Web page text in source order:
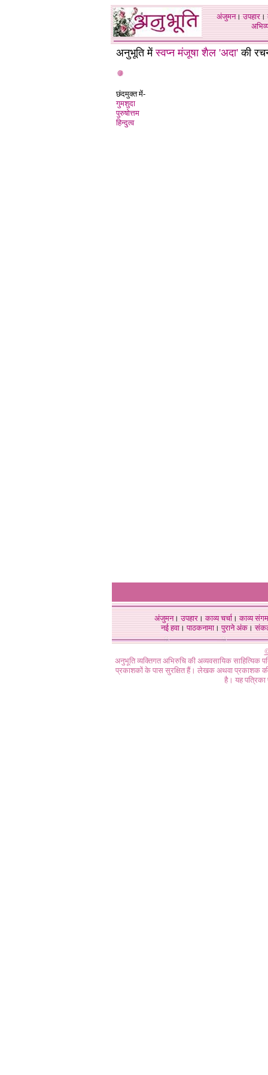
अंजुमन।उपहार।
अनुभूति मेंस्वप्न मंजूषा शैल 'अदा' की
छंदमुक्त में-
गुमशुदा
पुरुषोत्तम
हिन्दुत्व
अंजुमन।उपहार।काव्य चर्चा।काव्य संगम
नई हवा। पाठकनामा। पुराने अंक।
अनुभूति व्यक्तिगत अभिरुचि की अव्यवसायिक
प्रकाशकों के पास सुरक्षित हैं। लेखक अथवा प्रकाशक की
है। यह पत्रिका